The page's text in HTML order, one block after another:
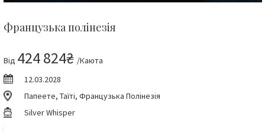
Французька полінезія
Від 424 824₴ /Каюта
12.03.2028
Папеете, Таїті, Французька Полінезія
Silver Whisper